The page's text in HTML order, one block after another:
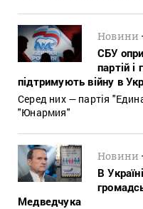
Новини
СБУ
партій і
підтримують війну в
Серед них — партія
"Юнармия"
Новини
В
Медведчука